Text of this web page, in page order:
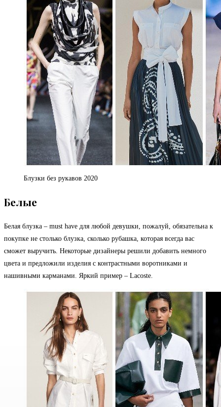
Блузки без рукавов 2020
Белые
Белая блузка – must have для любой девушки, пожалуй, обязательна к
покупке не столько блузка, сколько рубашка, которая всегда вас
сможет выручить. Некоторые дизайнеры решили добавить немного
цвета и предложили изделия с контрастными воротниками и
нашивными карманами. Яркий пример – Lacoste.